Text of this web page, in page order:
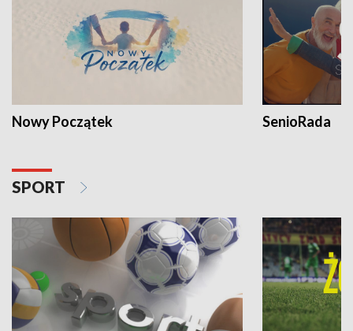
Nowy Początek SenioRada
SPORT